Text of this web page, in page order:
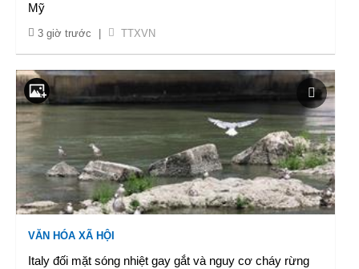
Mỹ
3 giờ trước TTXVN
VĂN HÓA XÃ HỘI
Italy đối mặt sóng nhiệt gay gắt và nguy cơ cháy rừng